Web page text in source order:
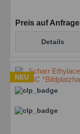
Preis auf Anfrage
Details
NEU